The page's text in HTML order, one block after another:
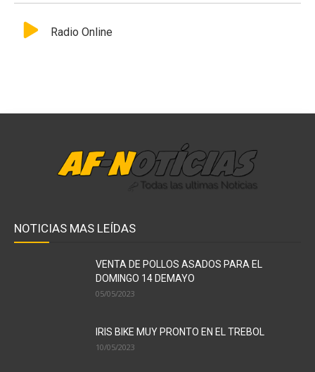
Radio Online
NOTICIAS MAS LEÍDAS
VENTA DE POLLOS ASADOS PARA EL
DOMINGO 14 DEMAYO
05/05/2023
IRIS BIKE MUY PRONTO EN EL TREBOL
10/05/2023